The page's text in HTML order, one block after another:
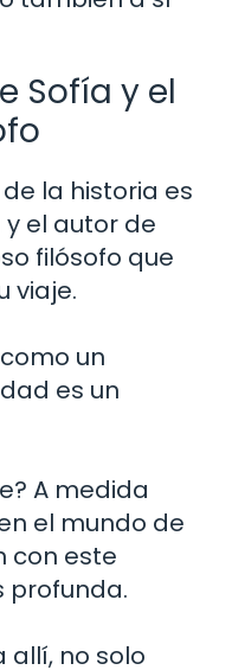
Sofía y el
la historia es
el autor de
filósofo que
viaje.
un
es un
A medida
el mundo de
con este
profunda.
allí, no solo